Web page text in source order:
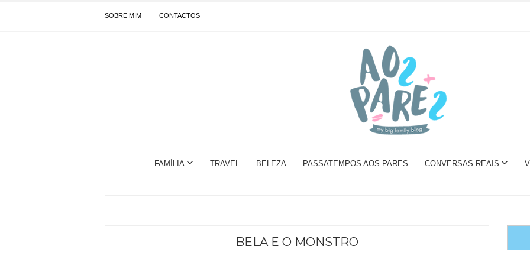
SOBRE MIM CONTACTOS
FAMÍLIA TRAVEL BELEZA PASSATEMPOS AOS PARES CONVERSAS REAIS
BELA E O MONSTRO